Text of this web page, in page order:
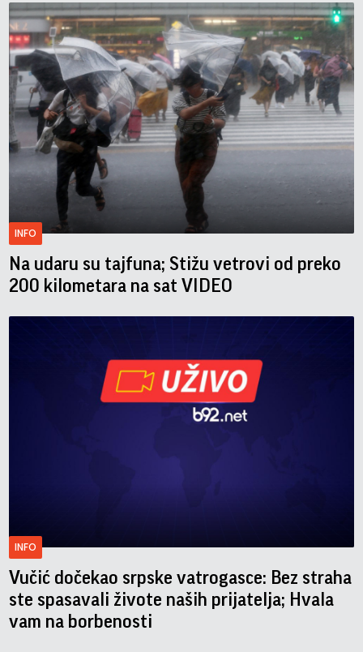
INFO
Na udaru su tajfuna; Stižu vetrovi od preko
200 kilometara na sat VIDEO
INFO
Vučić dočekao srpske vatrogasce: Bez straha
ste spasavali živote naših prijatelja; Hvala
vam na borbenosti